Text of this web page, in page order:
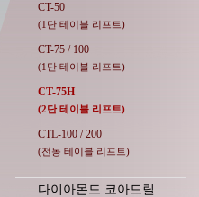
CT-50
(1단 테이블 리프트)
CT-75 / 100
(1단 테이블 리프트)
CT-75H
(2단 테이블 리프트)
CTL-100 / 200
(전동 테이블 리프트)
다이아몬드 코아드릴